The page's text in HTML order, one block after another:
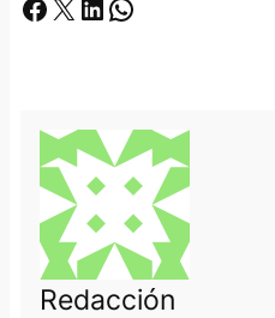
Redacción